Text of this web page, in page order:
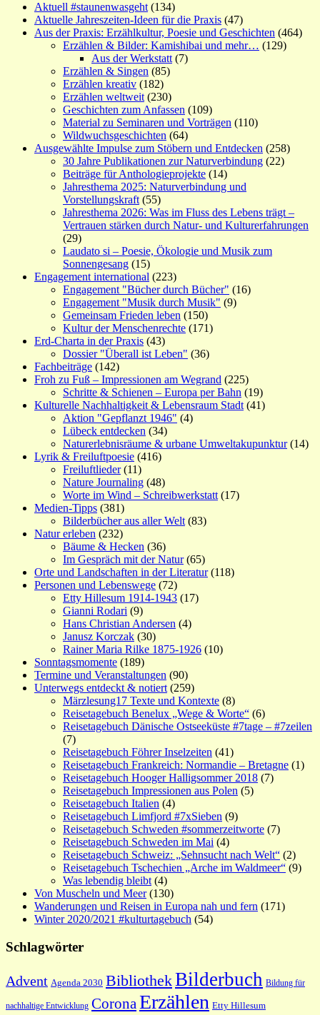
Aktuell #staunenwasgeht (134)
Aktuelle Jahreszeiten-Ideen für die Praxis (47)
Aus der Praxis: Erzählkultur, Poesie und Geschichten (464)
Erzählen & Bilder: Kamishibai und mehr… (129)
Aus der Werkstatt (7)
Erzählen & Singen (85)
Erzählen kreativ (182)
Erzählen weltweit (230)
Geschichten zum Anfassen (109)
Material zu Seminaren und Vorträgen (110)
Wildwuchsgeschichten (64)
Ausgewählte Impulse zum Stöbern und Entdecken (258)
30 Jahre Publikationen zur Naturverbindung (22)
Beiträge für Anthologieprojekte (14)
Jahresthema 2025: Naturverbindung und
Vorstellungskraft (55)
Jahresthema 2026: Was im Fluss des Lebens trägt –
Vertrauen stärken durch Natur- und Kulturerfahrungen
(29)
Laudato si – Poesie, Ökologie und Musik zum
Sonnengesang (15)
Engagement international (223)
Engagement "Bücher durch Bücher" (16)
Engagement "Musik durch Musik" (9)
Gemeinsam Frieden leben (150)
Kultur der Menschenrechte (171)
Erd-Charta in der Praxis (43)
Dossier "Überall ist Leben" (36)
Fachbeiträge (142)
Froh zu Fuß – Impressionen am Wegrand (225)
Schritte & Schienen – Europa per Bahn (19)
Kulturelle Nachhaltigkeit & Lebensraum Stadt (41)
Aktion "Gepflanzt 1946" (4)
Lübeck entdecken (34)
Naturerlebnisräume & urbane Umweltakupunktur(14)
Lyrik & Freiluftpoesie (416)
Freiluftlieder(11)
Nature Journaling (48)
Worte im Wind – Schreibwerkstatt (17)
Medien-Tipps (381)
Bilderbücher aus aller Welt (83)
Natur erleben (232)
Bäume & Hecken (36)
Im Gespräch mit der Natur(65)
Orte und Landschaften in der Literatur(118)
Personen und Lebenswege (72)
Etty Hillesum 1914-1943 (17)
Gianni Rodari (9)
Hans Christian Andersen (4)
Janusz Korczak (30)
Rainer Maria Rilke 1875-1926 (10)
Sonntagsmomente (189)
Termine und Veranstaltungen (90)
Unterwegs entdeckt & notiert (259)
Märzlesung17 Texte und Kontexte (8)
Reisetagebuch Benelux „Wege & Worte“ (6)
Reisetagebuch Dänische Ostseeküste #7tage – #7zeilen
(7)
Reisetagebuch Föhrer Inselzeiten (41)
Reisetagebuch Frankreich: Normandie – Bretagne (1)
Reisetagebuch Hooger Halligsommer 2018 (7)
Reisetagebuch Impressionen aus Polen (5)
Reisetagebuch Italien (4)
Reisetagebuch Limfjord #7xSieben (9)
Reisetagebuch Schweden #sommerzeitworte (7)
Reisetagebuch Schweden im Mai (4)
Reisetagebuch Schweiz: „Sehnsucht nach Welt“ (2)
Reisetagebuch Tschechien „Arche im Waldmeer“ (9)
Was lebendig bleibt (4)
Von Muscheln und Meer(130)
Wanderungen und Reisen in Europa nah und fern (171)
Winter 2020/2021 #kulturtagebuch (54)
Schlagwörter
Advent Agenda 2030 BibliothekBilderbuch Bildung für
nachhaltige Entwicklung Corona Erzählen Etty Hillesum